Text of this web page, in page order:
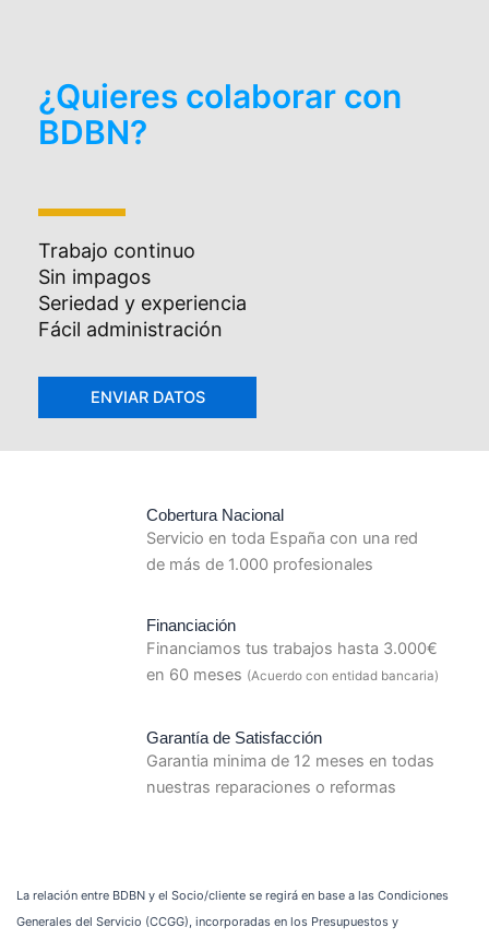
¿Quieres colaborar con
BDBN?
Trabajo continuo
Sin impagos
Seriedad y experiencia
Fácil administración
Cobertura Nacional
Servicio en toda España con una red
de más de 1.000 profesionales
Financiación
Financiamos tus trabajos hasta 3.000€
en 60 meses (Acuerdo con entidad bancaria)
Garantía de Satisfacción
Garantia minima de 12 meses en todas
nuestras reparaciones o reformas
La relación entre BDBN y el Socio/cliente se regirá en base a las Condiciones
Generales del Servicio (CCGG), incorporadas en los Presupuestos y